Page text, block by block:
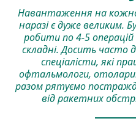
Навантаження на
наразі є дуже великим.
робити по 4-5
складні. Досить часто
спеціалісти, які
офтальмологи,
разом рятуємо
від ракетних